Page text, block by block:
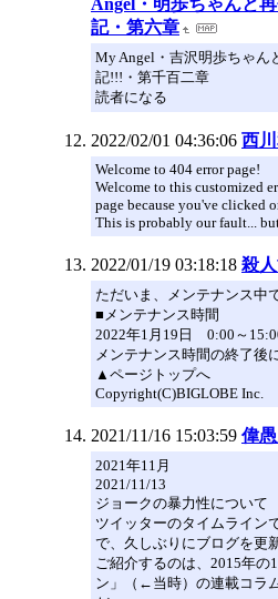
記・第六章
My Angel・吉沢明歩ちゃん
記!!!・第千百二章
読者になる
2022/02/01 04:36:06 西
Welcome to 404 error page!
Welcome to this customized
page because you've clicked
This is probably our fault...
2022/01/19 03:18:18 殺
ただいま、メンテナンス中
■メンテナンス時間
2022年1月19日 0:00～
メンテナンス時間の終了後
▲ページトップへ
Copyright(C)BIGLOBE Inc.
2021/11/16 15:03:59 偉
2021年11月
2021/11/13
ジョークの暴力性について
ツイッターのタイムライン
で、久しぶりにブログを更
ご紹介するのは、2015年の
ン」（←当時）の連載コラ